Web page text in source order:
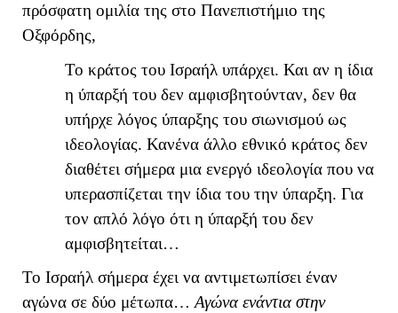
πρόσφατη ομιλία της στο Πανεπιστήμιο της
Οξφόρδης,
Το κράτος του Ισραήλ υπάρχει. Και αν η ίδια
η ύπαρξή του δεν αμφισβητούνταν, δεν θα
υπήρχε λόγος ύπαρξης του σιωνισμού ως
ιδεολογίας. Κανένα άλλο εθνικό κράτος δεν
διαθέτει σήμερα μια ενεργό ιδεολογία που να
υπερασπίζεται την ίδια του την ύπαρξη. Για
τον απλό λόγο ότι η ύπαρξή του δεν
αμφισβητείται…
Το Ισραήλ σήμερα έχει να αντιμετωπίσει έναν
αγώνα σε δύο μέτωπα…Αγώνα ενάντια στην